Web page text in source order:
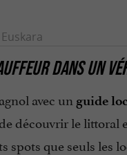
DANS UN
avec un guide
découvrir le littoral
spots que seuls les
Euskara